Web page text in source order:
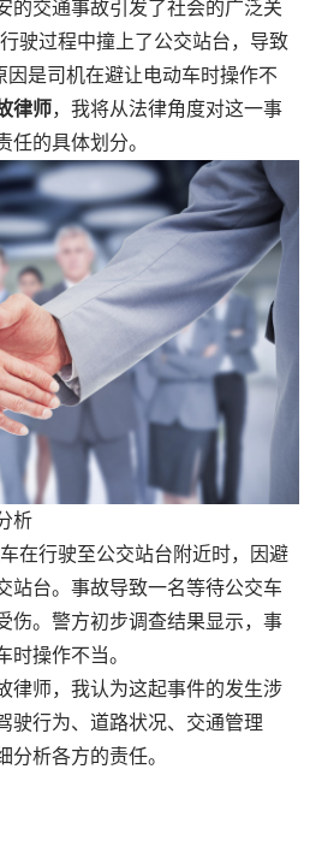
交通事故引发了社会的广泛关
驶过程中撞上了公交站台，导致
因是司机在避让电动车时操作不
律师，我将从法律角度对这一事
任的具体划分。
析
在行驶至公交站台附近时，因避
站台。事故导致一名等待公交车
伤。警方初步调查结果显示，事
时操作不当。
师，我认为这起事件的发生涉
驶行为、道路状况、交通管理
分析各方的责任。